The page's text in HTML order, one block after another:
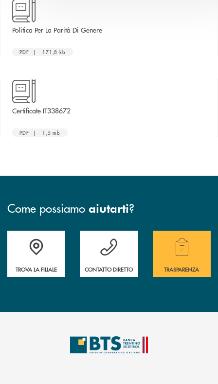
Politica Per La Parità Di Genereapre una nuova finestra
PDF | 171,8 kb
Certificate IT338672apre una nuova finestra
PDF | 1,5 mb
Come possiamo aiutarti?
Accedi all' elenco completo delle filiali.
TROVA LA FILIALE
Hai bisogno di assistenza immediata?
CONTATTO DIRETTO
Hai bisogno di
TRASPARENZA